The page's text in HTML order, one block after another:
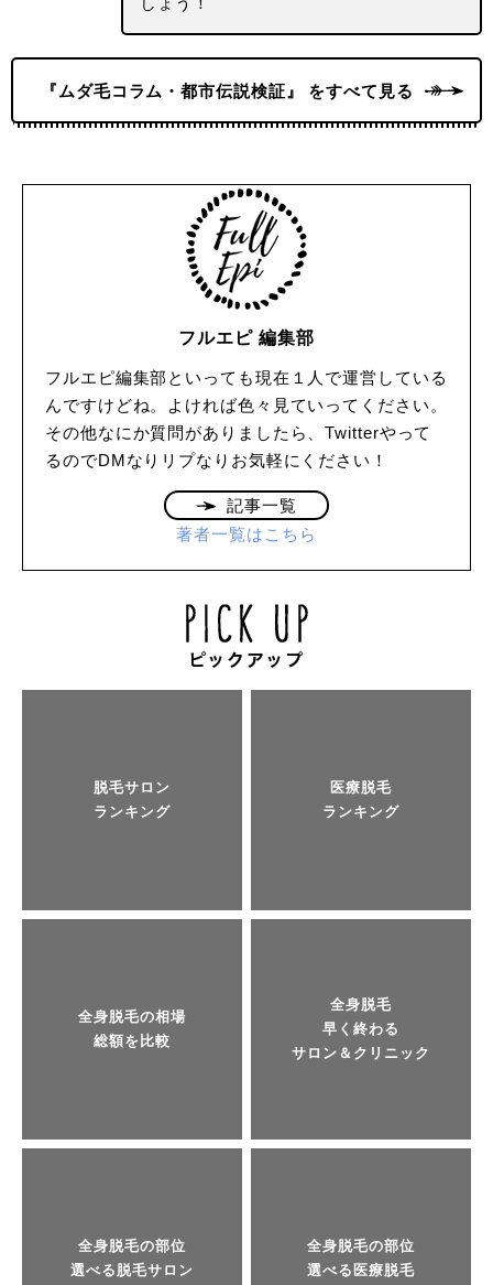
『ムダ毛コラム・都市伝説検証』 をすべて見る
フルエピ 編集部
フルエピ編集部といっても現在１人で運営している
んですけどね。よければ色々見ていってください。
その他なにか質問がありましたら、Twitterやって
るのでDMなりリプなりお気軽にください！
記事一覧
著者一覧はこちら
脱毛サロン
ランキング
医療脱毛
ランキング
全身脱毛の相場
総額を比較
全身脱毛
早く終わる
サロン＆クリニック
全身脱毛の部位
選べる脱毛サロン
全身脱毛の部位
選べる医療脱毛